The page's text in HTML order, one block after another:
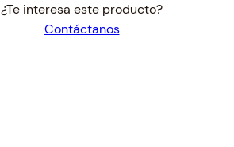
was:
$7.57.
is:
$7.00.
¿Te interesa este producto?
Contáctanos